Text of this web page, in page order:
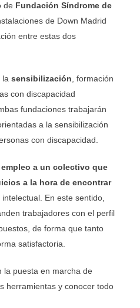
de Fundación Síndrome de
de Down Madrid
entre estas dos
la sensibilización , formación
con discapacidad
fundaciones trabajarán
a la sensibilización
con discapacidad.
a un colectivo que
a la hora de encontrar
En este sentido,
trabajadores con el perfil
de forma que tanto
satisfactoria.
la puesta en marcha de
herramientas y conocer todo